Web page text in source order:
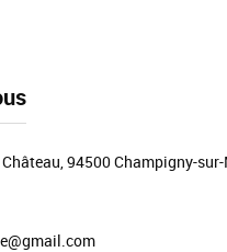
94500 Champigny-